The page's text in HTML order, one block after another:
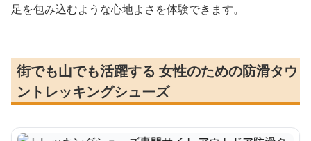
足を包み込むような心地よさを体験できます。
街でも山でも活躍する 女性のための防滑タウ
ントレッキングシューズ